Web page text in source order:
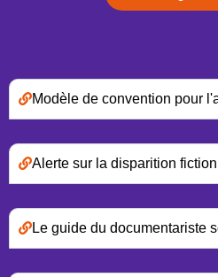
Modèle de convention pour
Alerte sur la disparition
Le guide du documentariste